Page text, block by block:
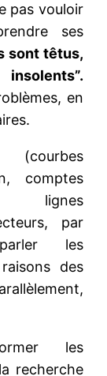
pas vouloir
ses
sont têtus,
en
comptes
lignes
par
les
des
les
recherche